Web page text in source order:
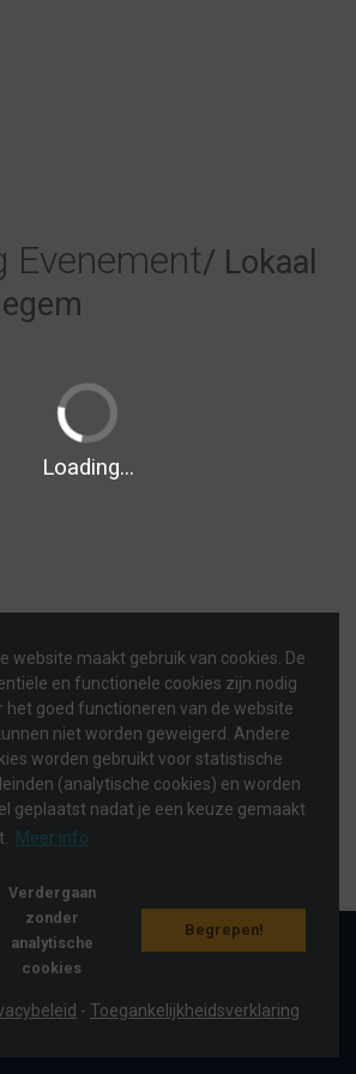
website maakt gebruik van cookies. De
en functionele cookies zijn nodig
het goed functioneren van de website
niet worden geweigerd. Andere
worden gebruikt voor statistische
(analytische cookies) en worden
geplaatst nadat je een keuze gemaakt
Meer info
Verdergaan
zonder
analytische
cookies
Begrepen!
- Toegankelijkheidsverklaring
Evenement/ Lokaal
Loading...